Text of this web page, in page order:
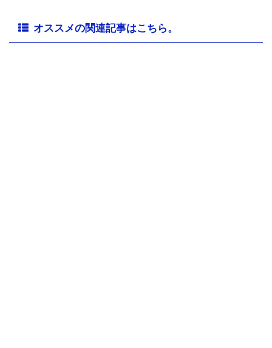
オススメの関連記事はこちら。